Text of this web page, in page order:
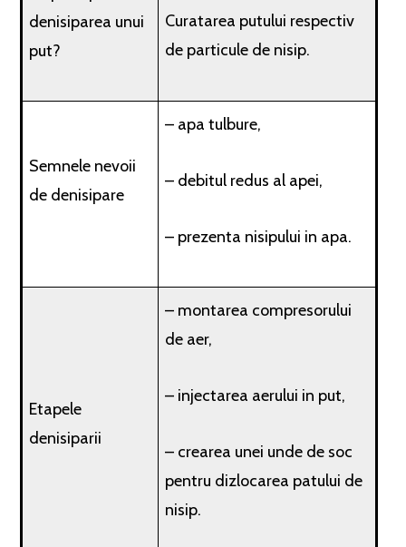
denisiparea unui
put?
Curatarea putului respectiv
de particule de nisip.
Semnele nevoii
de denisipare
– apa tulbure,
– debitul redus al apei,
– prezenta nisipului in apa.
Etapele
denisiparii
– montarea compresorului
de aer,
– injectarea aerului in put,
– crearea unei unde de soc
pentru dizlocarea patului de
nisip.